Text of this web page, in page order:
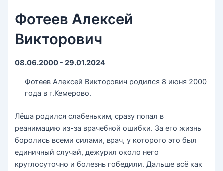
Фотеев Алексей
Викторович
08.06.2000 - 29.01.2024
Фотеев Алексей Викторович родился 8 июня 2000
года в г.Кемерово.
Лёша родился слабеньким, сразу попал в
реанимацию из-за врачебной ошибки. За его жизнь
боролись всеми силами, врач, у которого это был
единичный случай, дежурил около него
круглосуточно и болезнь победили. Дальше всё как